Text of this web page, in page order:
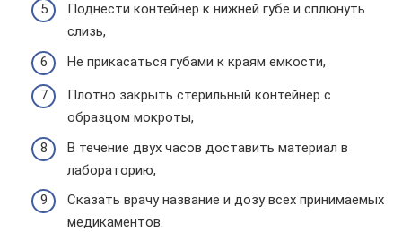
Поднести контейнер к нижней губе и сплюнуть
слизь,
Не прикасаться губами к краям емкости,
Плотно закрыть стерильный контейнер с
образцом мокроты,
В течение двух часов доставить материал в
лабораторию,
Сказать врачу название и дозу всех принимаемых
медикаментов.